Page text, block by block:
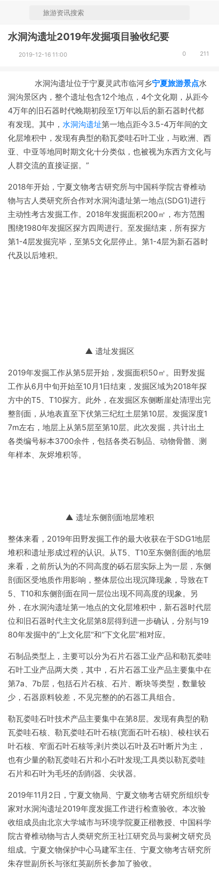
水洞沟遗址2019年发掘项目验收纪要
2019-12-16 11:00 211
0
水洞沟遗址位于宁夏灵武市临河乡宁夏旅游景点水
洞沟景区内，整个遗址包含12个地点，4个文化期，从距今
4万年的旧石器时代晚期初段至1万年以后的新石器时代都
有发现。其中， 水洞沟遗址第一地点距今3.5-4万年间的文
化层堆积中，发现有典型的勒瓦娄哇石叶工业，与欧洲、西
亚、中亚等地同时期文化十分类似，也被视为东西方文化与
人群交流的直接证据。 ”
2018年开始，宁夏文物考古研究所与中国科学院古脊椎动
物与古人类研究所合作对水洞沟遗址第一地点(SDG1)进行
主动性考古发掘工作。2018年发掘面积200㎡，布方范围
围绕1980年发掘区探方四周进行。至发掘结束，所有探方
第1-4层发掘完毕，至第5文化层停止。第1-4层为新石器时
代及以后堆积。
▲ 遗址发掘区
2019年发掘工作从第5层开始，发掘面积50㎡。田野发掘
工作从6月中旬开始至10月1日结束，发掘区域为2018年探
方中的T5、T10探方。此外，在发掘区东侧断崖处清理出完
整剖面，从地表直至下伏第三纪红土层第10层。发掘深度1
7m左右，地层上从第5层至第10层。此次发掘，共计出土
各类编号标本3700余件，包括各类石制品、动物骨骼、测
年样本、灰烬堆积等。
▲ 遗址东侧剖面地层堆积
整体来看，2019年田野发掘工作的最大收获在于SDG1地层
堆积和遗址形成过程的认识。从T5、T10至东侧剖面的地层
来看，之前所认为的不同高度的砾石层实际上为一层，东侧
剖面区受地质作用影响，整体层位出现沉降现象，导致在T
5、T10和东侧剖面在同一层位出现不同高度的现象。另
外，在水洞沟遗址第一地点的文化层堆积中，新石器时代层
位和旧石器时代主文化层第8层得到进一步确认，分别与19
80年发掘中的“上文化层”和“下文化层”相对应。
石制品类型上，主要可以分为石片石器工业产品和勒瓦娄哇
石叶工业产品两大类，其中，石片石器工业产品主要集中在
第7a、7b层，包括石片石核、石片、断块等类型，数量较
少，石器原料较差，不见完整的的石器工具组合。
勒瓦娄哇石叶技术产品主要集中在第8层。发现有典型的勒
瓦娄哇石核、勒瓦娄哇石叶石核(宽面石叶石核)、棱柱状石
叶石核、窄面石叶石核等;剥片类以石叶及石叶断片为主，
也有少量的勒瓦娄哇石片和小石叶发现;工具类以勒瓦娄哇
石片和石叶为毛坯的刮削器、尖状器。
2019年11月2日，宁夏文物局、宁夏文物考古研究所组织专
家对水洞沟遗址2019年度发掘工作进行检查验收。本次验
收组成员由北京大学城市与环境学院夏正楷教授、中国科学
院古脊椎动物与古人类研究所王社江研究员与裴树文研究员
组成。宁夏文物保护中心马建军主任、宁夏文物考古研究所
朱存世副所长与张红英副所长参加了验收。